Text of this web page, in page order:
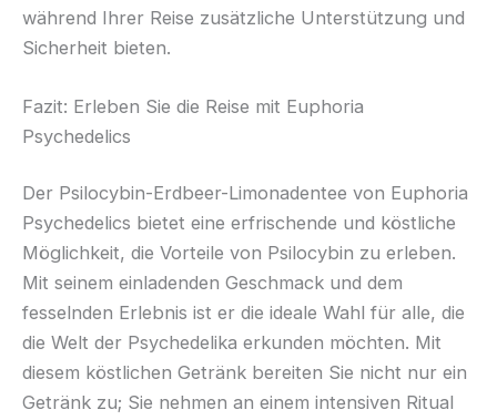
während Ihrer Reise zusätzliche Unterstützung und
Sicherheit bieten.
Fazit: Erleben Sie die Reise mit Euphoria
Psychedelics
Der Psilocybin-Erdbeer-Limonadentee von Euphoria
Psychedelics bietet eine erfrischende und köstliche
Möglichkeit, die Vorteile von Psilocybin zu erleben.
Mit seinem einladenden Geschmack und dem
fesselnden Erlebnis ist er die ideale Wahl für alle, die
die Welt der Psychedelika erkunden möchten. Mit
diesem köstlichen Getränk bereiten Sie nicht nur ein
Getränk zu; Sie nehmen an einem intensiven Ritual